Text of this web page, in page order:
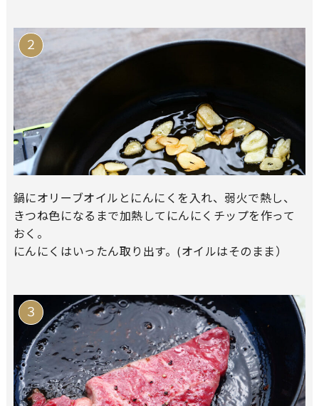
鍋にオリーブオイルとにんにくを入れ、弱火で熱し、
きつね色になるまで加熱してにんにくチップを作って
おく。
にんにくはいったん取り出す。(オイルはそのまま）